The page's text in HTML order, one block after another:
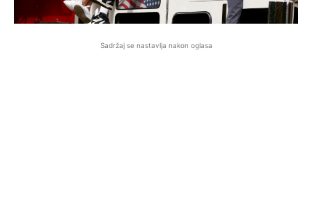
Sadržaj se nastavlja nakon oglasa